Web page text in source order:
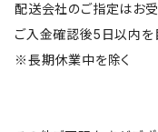
配送会社のご指定はお受
ご入金確認後5日以内を
※長期休業中を除く